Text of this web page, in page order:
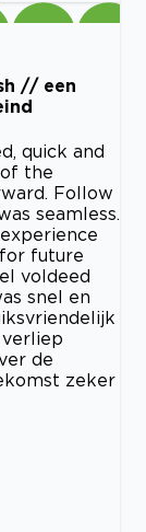
// een
quick and
the
Follow
seamless.
future
voldeed
snel en
de
zeker